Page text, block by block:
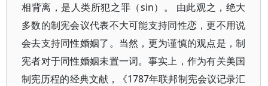
相背离，是人类所犯之罪（sin）。 由此观之，绝大
多数的制宪会议代表不大可能支持同性恋，更不用说
会去支持同性婚姻了。当然，更为谨慎的观点是，制
宪者对于同性婚姻未置一词。事实上，作为有关美国
制宪历程的经典文献，《1787年联邦制宪会议记录汇